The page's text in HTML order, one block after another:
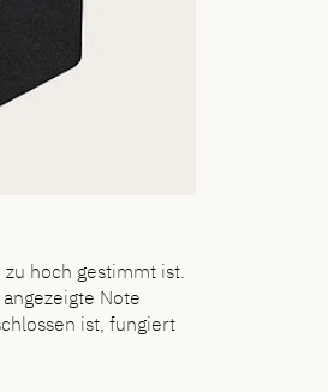
hoch gestimmt ist.
Note
ist, fungiert